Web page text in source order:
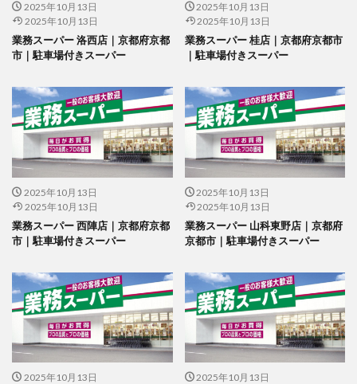
2025年10月13日
2025年10月13日
業務スーパー 洛西店｜京都府京都
市｜駐車場付きスーパー
2025年10月13日
2025年10月13日
業務スーパー 桂店｜京都府京都市
｜駐車場付きスーパー
2025年10月13日
2025年10月13日
業務スーパー 西陣店｜京都府京都
市｜駐車場付きスーパー
2025年10月13日
2025年10月13日
業務スーパー 山科東野店｜京都府
京都市｜駐車場付きスーパー
2025年10月13日
2025年10月13日